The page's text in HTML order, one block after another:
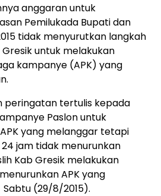
anggaran untuk
Pemilukada Bupati dan
tidak menyurutkan langkah
untuk melakukan
kampanye (APK) yang
peringatan tertulis kepada
Paslon untuk
yang melanggar tetapi
jam tidak menurunkan
Kab Gresik melakukan
APK yang
(29/8/2015).